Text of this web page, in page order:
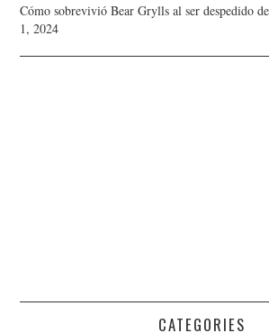
Cómo sobrevivió Bear Grylls al ser despedido
1, 2024
CATEGORIES